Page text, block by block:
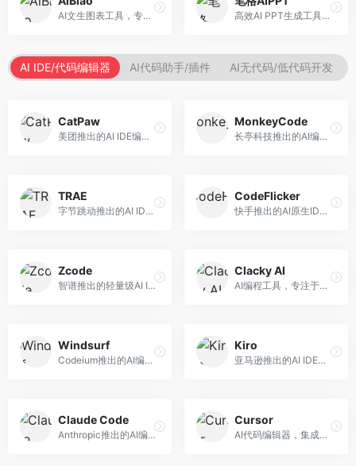
AI文生图表工具，专注于数据可视化展示。面向数据分析师和职场人士，提供图表生成、数据可视化、PPT嵌入等服务，数据展示专业。 高效AI PPT生成工具，专注于演示文稿智能创作。面向职场人士，支持主题输入、内容生成、设计美化等功能，PPT制作效率高。
AI IDE/代码编辑器 AI代码助手/插件 AI无代码/低代码开发
CatPaw
美团推出的AI IDE编程工具，专注于本地开发生态。面向开发者，提供智能代码补全、代码生成、项目管理等服务，本地开发体验好。
MonkeyCode
长亭科技推出的AI编程助手，专注于安全开发。面向开发者，提供代码生成、安全检测、漏洞修复等服务，安全开发能力强。
TRAE
字节跳动推出的AI IDE编程工具，深度集成大模型能力。面向开发者，提供智能代码补全、代码解释、重构优化等服务，编程效率显著提升。
CodeFlicker
快手推出的AI原生IDE，专注于短视频相关开发。面向快手生态开发者，提供代码生成、调试辅助等服务，与快手开发生态深度整合。
Zcode
智谱推出的轻量级AI IDE，基于GLM模型。面向开发者，提供智能代码补全、代码生成、错误检测等服务，中文编程支持好。
Clacky AI
AI编程工具，专注于代码智能生成与优化。面向开发者，提供代码生成、代码重构、错误修复等服务，编程效率高。
Windsurf
Codeium推出的AI编程工具，专注于代码智能辅助。面向开发者，提供代码补全、代码生成、代码解释等服务，多语言支持完善。
Kiro
亚马逊推出的AI IDE，深度整合AWS云服务。面向AWS开发者，提供代码生成、云服务集成、部署自动化等服务，与AWS生态无缝衔接。
Claude Code
Anthropic推出的AI编程工具，基于Claude模型。面向开发者，提供代码生成、代码审查、调试辅助等服务，代码质量高，推理能力强。
Cursor
AI代码编辑器，集成GPT-4模型，专注于智能编程辅助。面向开发者，提供代码生成、代码解释、错误修复等服务，编程体验流畅，开发效率高。